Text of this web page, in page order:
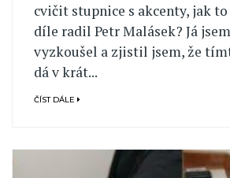
cvičit stupnice s akcenty, jak
díle radil Petr Malásek? Já
vyzkoušel a zjistil jsem, že
dá v krát...
ČÍST DÁLE